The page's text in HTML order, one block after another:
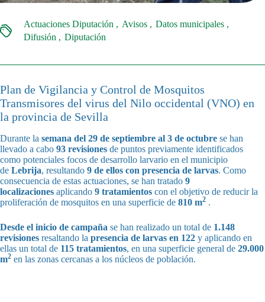
Actuaciones Diputación Avisos
Datos municipales
Difusión
Diputación
Plan de Vigilancia y Control de Mosquitos
Transmisores del virus del Nilo occidental (VNO) en
la provincia de Sevilla
Durante la semana del 29 de septiembre al 3 de octubre se han
llevado a cabo 93 revisiones de puntos previamente identificados
como potenciales focos de desarrollo larvario en el municipio
de Lebrija, resultando 9 de ellos con presencia de larvas. Como
consecuencia de estas actuaciones, se han tratado 9
localizaciones aplicando 9 tratamientos con el objetivo de reducir la
proliferación de mosquitos en una superficie de 810 m2 .
Desde el inicio de campaña se han realizado un total de 1.148
revisiones resaltando la presencia de larvas en 122 y aplicando en
ellas un total de 115 tratamientos, en una superficie general de 29.000
m2 en las zonas cercanas a los núcleos de población.